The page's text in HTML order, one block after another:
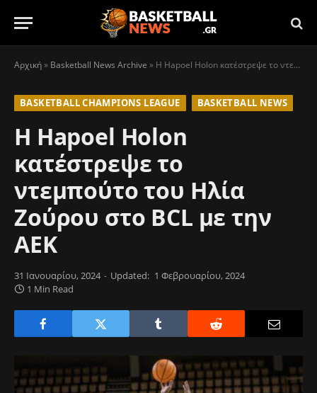
Αρχική» Basketball News Archive » Η Hapoel Holon κατέστρεψε το ντεμπούτο του Ηλία Ζούρου στο BCL με την ΑΕΚ
BASKETBALL CHAMPIONS LEAGUE BASKETBALL NEWS
Η Hapoel Holon
κατέστρεψε το
ντεμπούτο του Ηλία
Ζούρου στο BCL με την
ΑΕΚ
31 Ιανουαρίου, 2024 Updated: 1 Φεβρουαρίου, 2024
1 Min Read